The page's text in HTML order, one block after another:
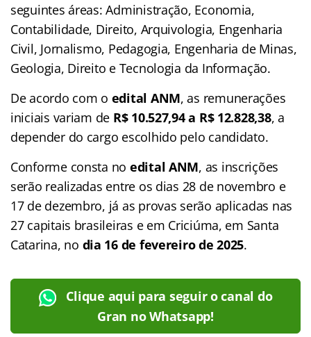
seguintes áreas: Administração, Economia,
Contabilidade, Direito, Arquivologia, Engenharia
Civil, Jornalismo, Pedagogia, Engenharia de Minas,
Geologia, Direito e Tecnologia da Informação.
De acordo com o edital ANM, as remunerações
iniciais variam de R$ 10.527,94 a R$ 12.828,38, a
depender do cargo escolhido pelo candidato.
Conforme consta no edital ANM, as inscrições
serão realizadas entre os dias 28 de novembro e
17 de dezembro, já as provas serão aplicadas nas
27 capitais brasileiras e em Criciúma, em Santa
Catarina, no dia 16 de fevereiro de 2025.
Clique aqui para seguir o canal do
Gran no Whatsapp!